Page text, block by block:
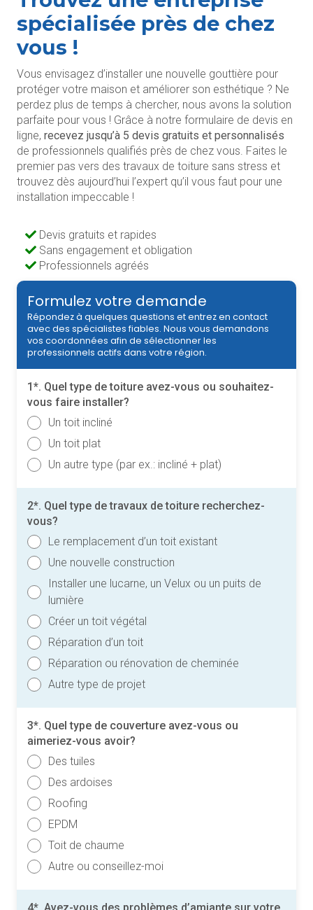
spécialisée près de chez
vous !
Vous envisagez d’installer une nouvelle gouttière pour
protéger votre maison et améliorer son esthétique ? Ne
perdez plus de temps à chercher, nous avons la solution
parfaite pour vous ! Grâce à notre formulaire de devis en
ligne, recevez jusqu’à 5 devis gratuits et personnalisés
de professionnels qualifiés près de chez vous. Faites le
premier pas vers des travaux de toiture sans stress et
trouvez dès aujourd’hui l’expert qu’il vous faut pour une
installation impeccable !
Devis gratuits et rapides
Sans engagement et obligation
Professionnels agréés
Formulez votre demande
Répondez à quelques questions et entrez en contact
avec des spécialistes fiables. Nous vous demandons
vos coordonnées afin de sélectionner les
professionnels actifs dans votre région.
1*. Quel type de toiture avez-vous ou souhaitez-
vous faire installer?
Un toit incliné
Un toit plat
Un autre type (par ex.: incliné + plat)
2*. Quel type de travaux de toiture recherchez-
vous?
Le remplacement d’un toit existant
Une nouvelle construction
Installer une lucarne, un Velux ou un puits de
lumière
Créer un toit végétal
Réparation d’un toit
Réparation ou rénovation de cheminée
Autre type de projet
3*. Quel type de couverture avez-vous ou
aimeriez-vous avoir?
Des tuiles
Des ardoises
Roofing
EPDM
Toit de chaume
Autre ou conseillez-moi